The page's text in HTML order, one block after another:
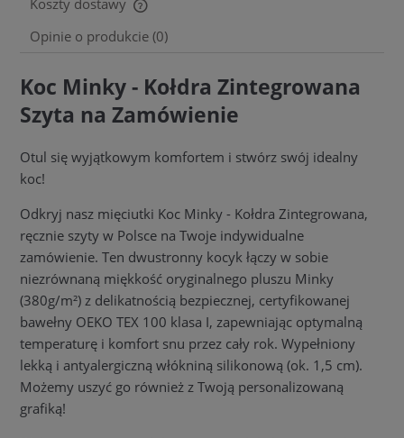
Koszty dostawy
Cena nie zawiera ewentualnych kosztów płatności
Opinie o produkcie (0)
Koc Minky - Kołdra Zintegrowana
Szyta na Zamówienie
Otul się wyjątkowym komfortem i stwórz swój idealny
koc!
Odkryj nasz mięciutki Koc Minky - Kołdra Zintegrowana,
ręcznie szyty w Polsce na Twoje indywidualne
zamówienie. Ten dwustronny kocyk łączy w sobie
niezrównaną miękkość oryginalnego pluszu Minky
(380g/m²) z delikatnością bezpiecznej, certyfikowanej
bawełny OEKO TEX 100 klasa I, zapewniając optymalną
temperaturę i komfort snu przez cały rok. Wypełniony
lekką i antyalergiczną włókniną silikonową (ok. 1,5 cm).
Możemy uszyć go również z Twoją personalizowaną
grafiką!